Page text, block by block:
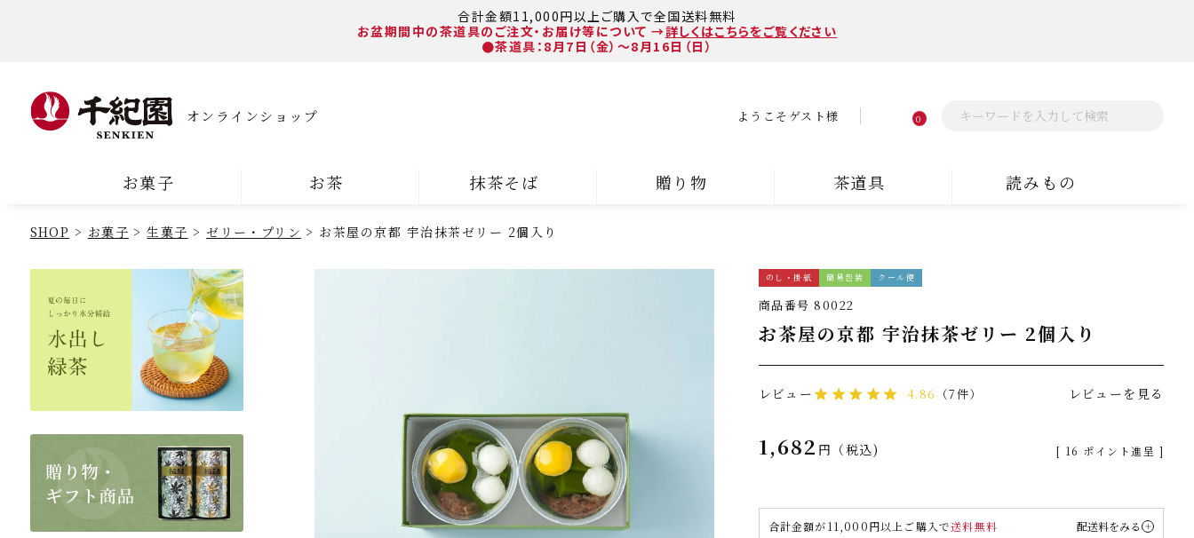
合計金額11,000円以上ご購入で全国送料無料
お盆期間中の茶道具のご注文・お届け等について →詳しくはこちらをご覧ください
●茶道具：8月7日（金）～8月16日（日）
オンラインショップ ようこそゲスト様 0
お菓子 お茶 抹茶そば 贈り物 茶道具 読みもの
SHOP お菓子 生菓子 ゼリー・プリン お茶屋の京都 宇治抹茶ゼリー 2個入り
のし・掛紙 簡易包装 クール便
商品番号 80022
お茶屋の京都 宇治抹茶ゼリー 2個入り
レビュー 4.86 （7件） レビューを見る
1,682 税込 [ 16 ポイント進呈 ]
合計金額が11,000円以上ご購入で送料無料 配送料をみる